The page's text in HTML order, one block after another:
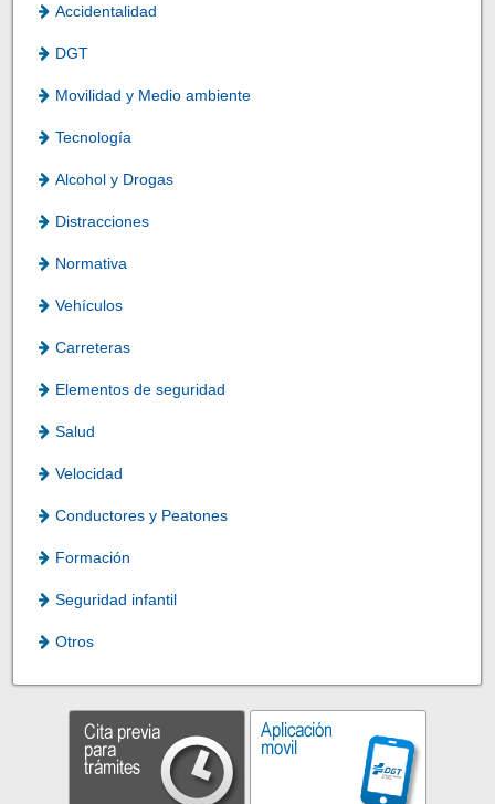
Accidentalidad
DGT
Movilidad y Medio ambiente
Tecnología
Alcohol y Drogas
Distracciones
Normativa
Vehículos
Carreteras
Elementos de seguridad
Salud
Velocidad
Conductores y Peatones
Formación
Seguridad infantil
Otros